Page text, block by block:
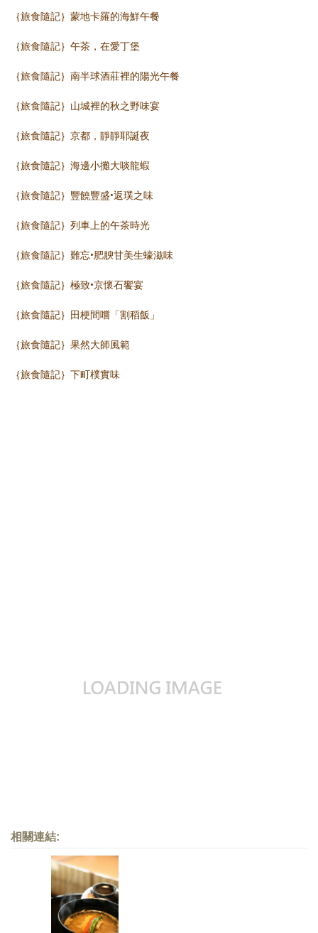
｛旅食隨記｝蒙地卡羅的海鮮午餐
｛旅食隨記｝午茶，在愛丁堡
｛旅食隨記｝南半球酒莊裡的陽光午餐
｛旅食隨記｝山城裡的秋之野味宴
｛旅食隨記｝京都，靜靜耶誕夜
｛旅食隨記｝海邊小攤大啖龍蝦
｛旅食隨記｝豐饒豐盛•返璞之味
｛旅食隨記｝列車上的午茶時光
｛旅食隨記｝難忘•肥腴甘美生蠔滋味
｛旅食隨記｝極致•京懷石饗宴
｛旅食隨記｝田梗間嚐「割稻飯」
｛旅食隨記｝果然大師風範
｛旅食隨記｝下町樸實味
相關連結: